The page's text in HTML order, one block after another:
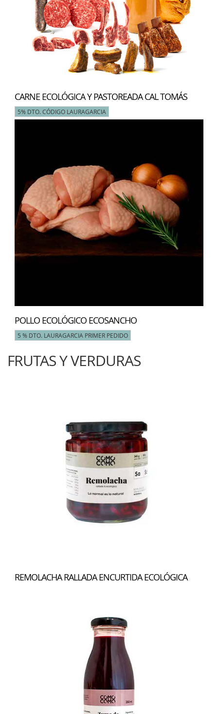
CARNE ECOLÓGICA Y PASTOREADA CAL TOMÁS
5% DTO. CÓDIGO LAURAGARCIA
POLLO ECOLÓGICO ECOSANCHO
5 % DTO. LAURAGARCIA PRIMER PEDIDO
FRUTAS Y VERDURAS
REMOLACHA RALLADA ENCURTIDA ECOLÓGICA